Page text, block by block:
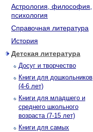
Астрология, философия,
психология
Справочная литература
История
Детская литература
Досуг и творчество
Книги для дошкольников
(4-6 лет)
Книги для младшего и
среднего школьного
возраста (7-15 лет)
Книги для самых